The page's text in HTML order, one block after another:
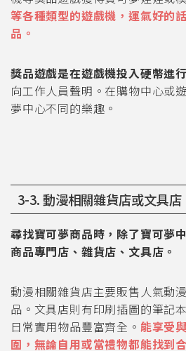
等各種類型的遊戲機，運氣好的
品。
獎品遊戲是在遊戲機投入硬幣進
向工作人員聲明。在購物中心或
夢中心不同的樂趣。
3-3. 動漫相關雜貨店或文具店
尋找寶可夢商品時，除了寶可夢
商品專門店、雜貨店、文具店。
動漫相關雜貨店主要販售人氣動
品。文具店則有印刷插圖的筆記
日常實用物品豐富齊全。 能享受
圍，無論自用或當禮物都能找到